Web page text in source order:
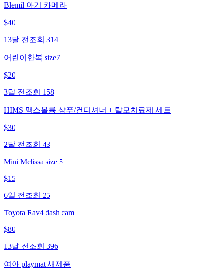
Blemil 아기 카메라
$40
13달 전 조회 314
어린이한복 size7
$20
3달 전 조회 158
HIMS 맥스볼륨 샴푸/컨디셔너 + 탈모치료제 세트
$30
2달 전 조회 43
Mini Melissa size 5
$15
6일 전 조회 25
Toyota Rav4 dash cam
$80
13달 전 조회 396
여아 playmat 새제품